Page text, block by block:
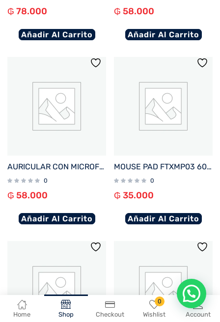
Home Shop Checkout
0
Wishlist Account
₲ 78.000
Añadir Al Carrito
₲ 58.000
Añadir Al Carrito
AURICULAR CON MICROFONO FTX E27-BK BT/MIC/IPX4 NEGRO
0
₲ 58.000
Añadir Al Carrito
MOUSE PAD FTXMP03 60X35CM NEGRO
0
₲ 35.000
Añadir Al Carrito
En que podemos ayudarte?